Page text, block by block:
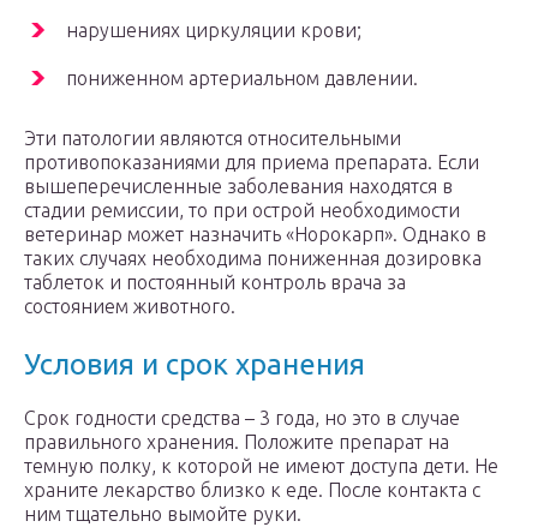
нарушениях циркуляции крови;
пониженном артериальном давлении.
Эти патологии являются относительными
противопоказаниями для приема препарата. Если
вышеперечисленные заболевания находятся в
стадии ремиссии, то при острой необходимости
ветеринар может назначить «Норокарп». Однако в
таких случаях необходима пониженная дозировка
таблеток и постоянный контроль врача за
состоянием животного.
Условия и срок хранения
Срок годности средства – 3 года, но это в случае
правильного хранения. Положите препарат на
темную полку, к которой не имеют доступа дети. Не
храните лекарство близко к еде. После контакта с
ним тщательно вымойте руки.